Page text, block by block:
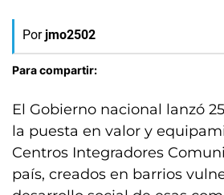
Por jmo2502
Para compartir:
El Gobierno nacional lanzó
la puesta en valor y
Centros Integradores
país, creados en barrios